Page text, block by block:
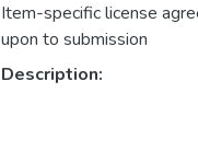
Item-specific license
upon to submission
Description: